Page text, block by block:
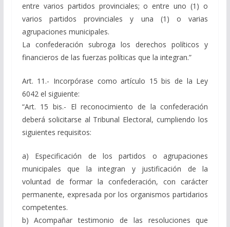
entre varios partidos provinciales; o entre uno (1) o
varios partidos provinciales y una (1) o varias
agrupaciones municipales.
La confederación subroga los derechos políticos y
financieros de las fuerzas políticas que la integran.”
Art. 11.- Incorpórase como artículo 15 bis de la Ley
6042 el siguiente:
“Art. 15 bis.- El reconocimiento de la confederación
deberá solicitarse al Tribunal Electoral, cumpliendo los
siguientes requisitos:
a) Especificación de los partidos o agrupaciones
municipales que la integran y justificación de la
voluntad de formar la confederación, con carácter
permanente, expresada por los organismos partidarios
competentes.
b) Acompañar testimonio de las resoluciones que